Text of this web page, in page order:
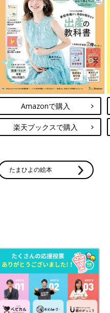
Amazonで購入
楽天ブックスで購入
たまひよの絵本